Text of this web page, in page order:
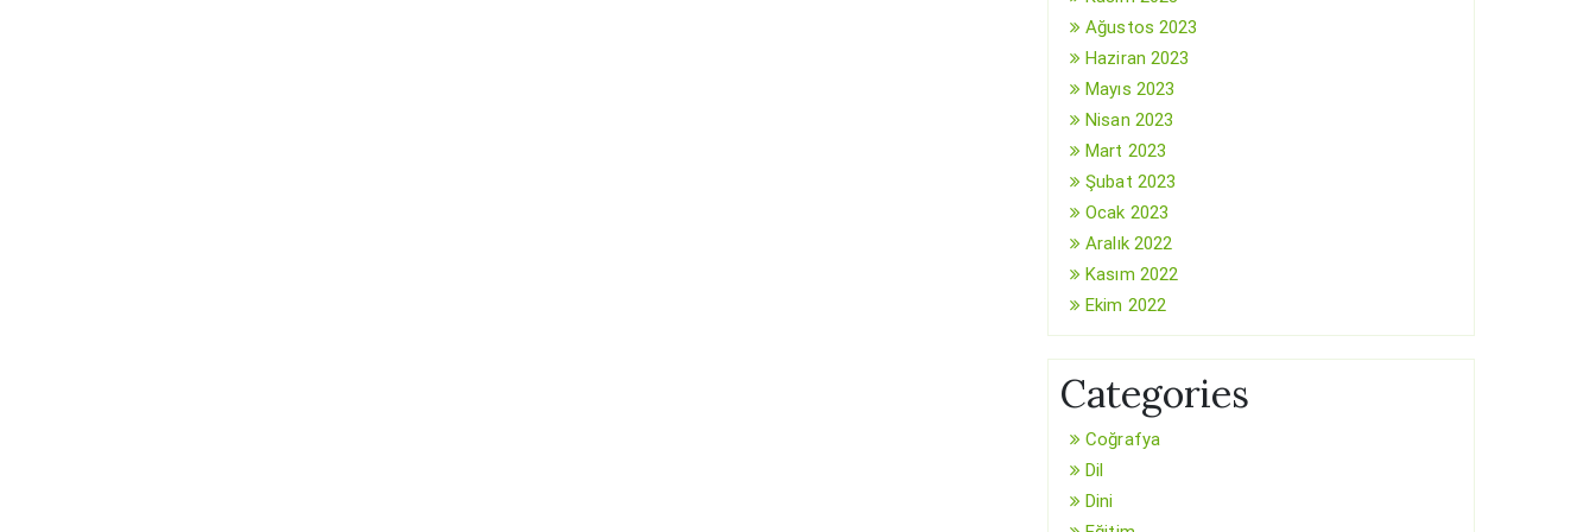
Ağustos 2023
Haziran 2023
Mayıs 2023
Nisan 2023
Mart 2023
Şubat 2023
Ocak 2023
Aralık 2022
Kasım 2022
Ekim 2022
Categories
Coğrafya
Dil
Dini